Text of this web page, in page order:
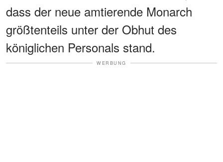
dass der neue amtierende Monarch
größtenteils unter der Obhut des
königlichen Personals stand.
WERBUNG